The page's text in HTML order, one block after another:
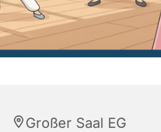
Großer Saal EG